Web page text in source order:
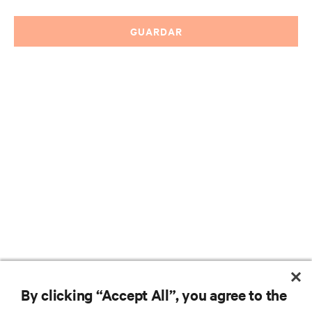
GUARDAR
By clicking “Accept All”, you agree to the